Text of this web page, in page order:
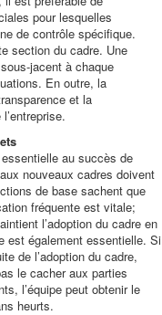
pour lesquelles
de contrôle spécifique.
section du cadre. Une
jacent à chaque
En outre, la
et la
au succès de
nouveaux cadres doivent
de base sachent que
fréquente est vitale;
l’adoption du cadre en
est également essentielle. Si
de l’adoption du cadre,
le cacher aux parties
l’équipe peut obtenir le
heurts.